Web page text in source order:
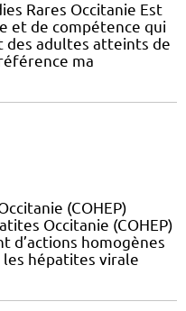
Rares Occitanie Est
et de compétence qui
des adultes atteints de
ma
(COHEP)
Occitanie (COHEP)
d’actions homogènes
hépatites virale